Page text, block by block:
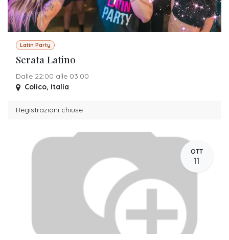
Latin Party
Serata Latino
Dalle 22:00 alle 03:00
Colico, Italia
Registrazioni chiuse
OTT
11